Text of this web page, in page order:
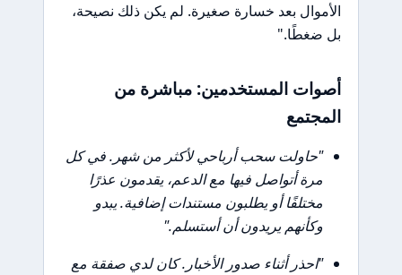
الأموال بعد خسارة صغيرة. لم يكن ذلك نصيحة،
بل ضغطًا."
أصوات المستخدمين: مباشرة من
المجتمع
"حاولت سحب أرباحي لأكثر من شهر. في كل
مرة أتواصل فيها مع الدعم، يقدمون عذرًا
مختلفًا أو يطلبون مستندات إضافية. يبدو
وكأنهم يريدون أن أستسلم."
"احذر أثناء صدور الأخبار. كان لدي صفقة مع